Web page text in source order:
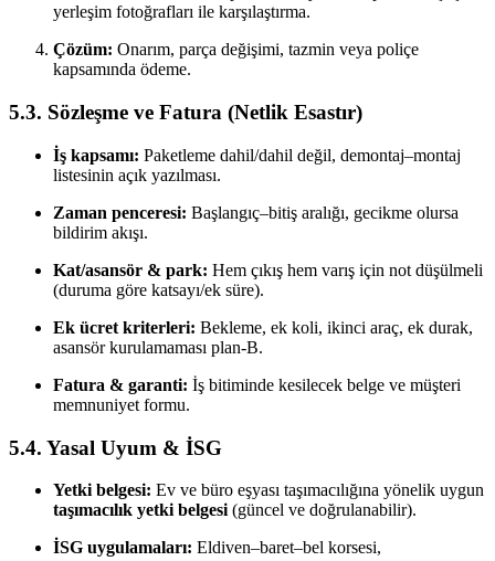
yerleşim fotoğrafları ile karşılaştırma.
Çözüm: Onarım, parça değişimi, tazmin veya poliçe
kapsamında ödeme.
5.3. Sözleşme ve Fatura (Netlik Esastır)
İş kapsamı: Paketleme dahil/dahil değil, demontaj–montaj
listesinin açık yazılması.
Zaman penceresi: Başlangıç–bitiş aralığı, gecikme olursa
bildirim akışı.
Kat/asansör & park: Hem çıkış hem varış için not düşülmeli
(duruma göre katsayı/ek süre).
Ek ücret kriterleri: Bekleme, ek koli, ikinci araç, ek durak,
asansör kurulamaması plan-B.
Fatura & garanti: İş bitiminde kesilecek belge ve müşteri
memnuniyet formu.
5.4. Yasal Uyum & İSG
Yetki belgesi: Ev ve büro eşyası taşımacılığına yönelik uygun
taşımacılık yetki belgesi (güncel ve doğrulanabilir).
İSG uygulamaları: Eldiven–baret–bel korsesi,